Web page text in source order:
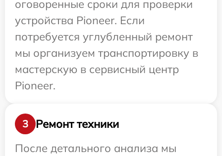
оговоренные сроки для проверки
устройства Pioneer. Если
потребуется углубленный ремонт
мы организуем транспортировку в
мастерскую в сервисный центр
Pioneer.
3
Ремонт техники
После детального анализа мы